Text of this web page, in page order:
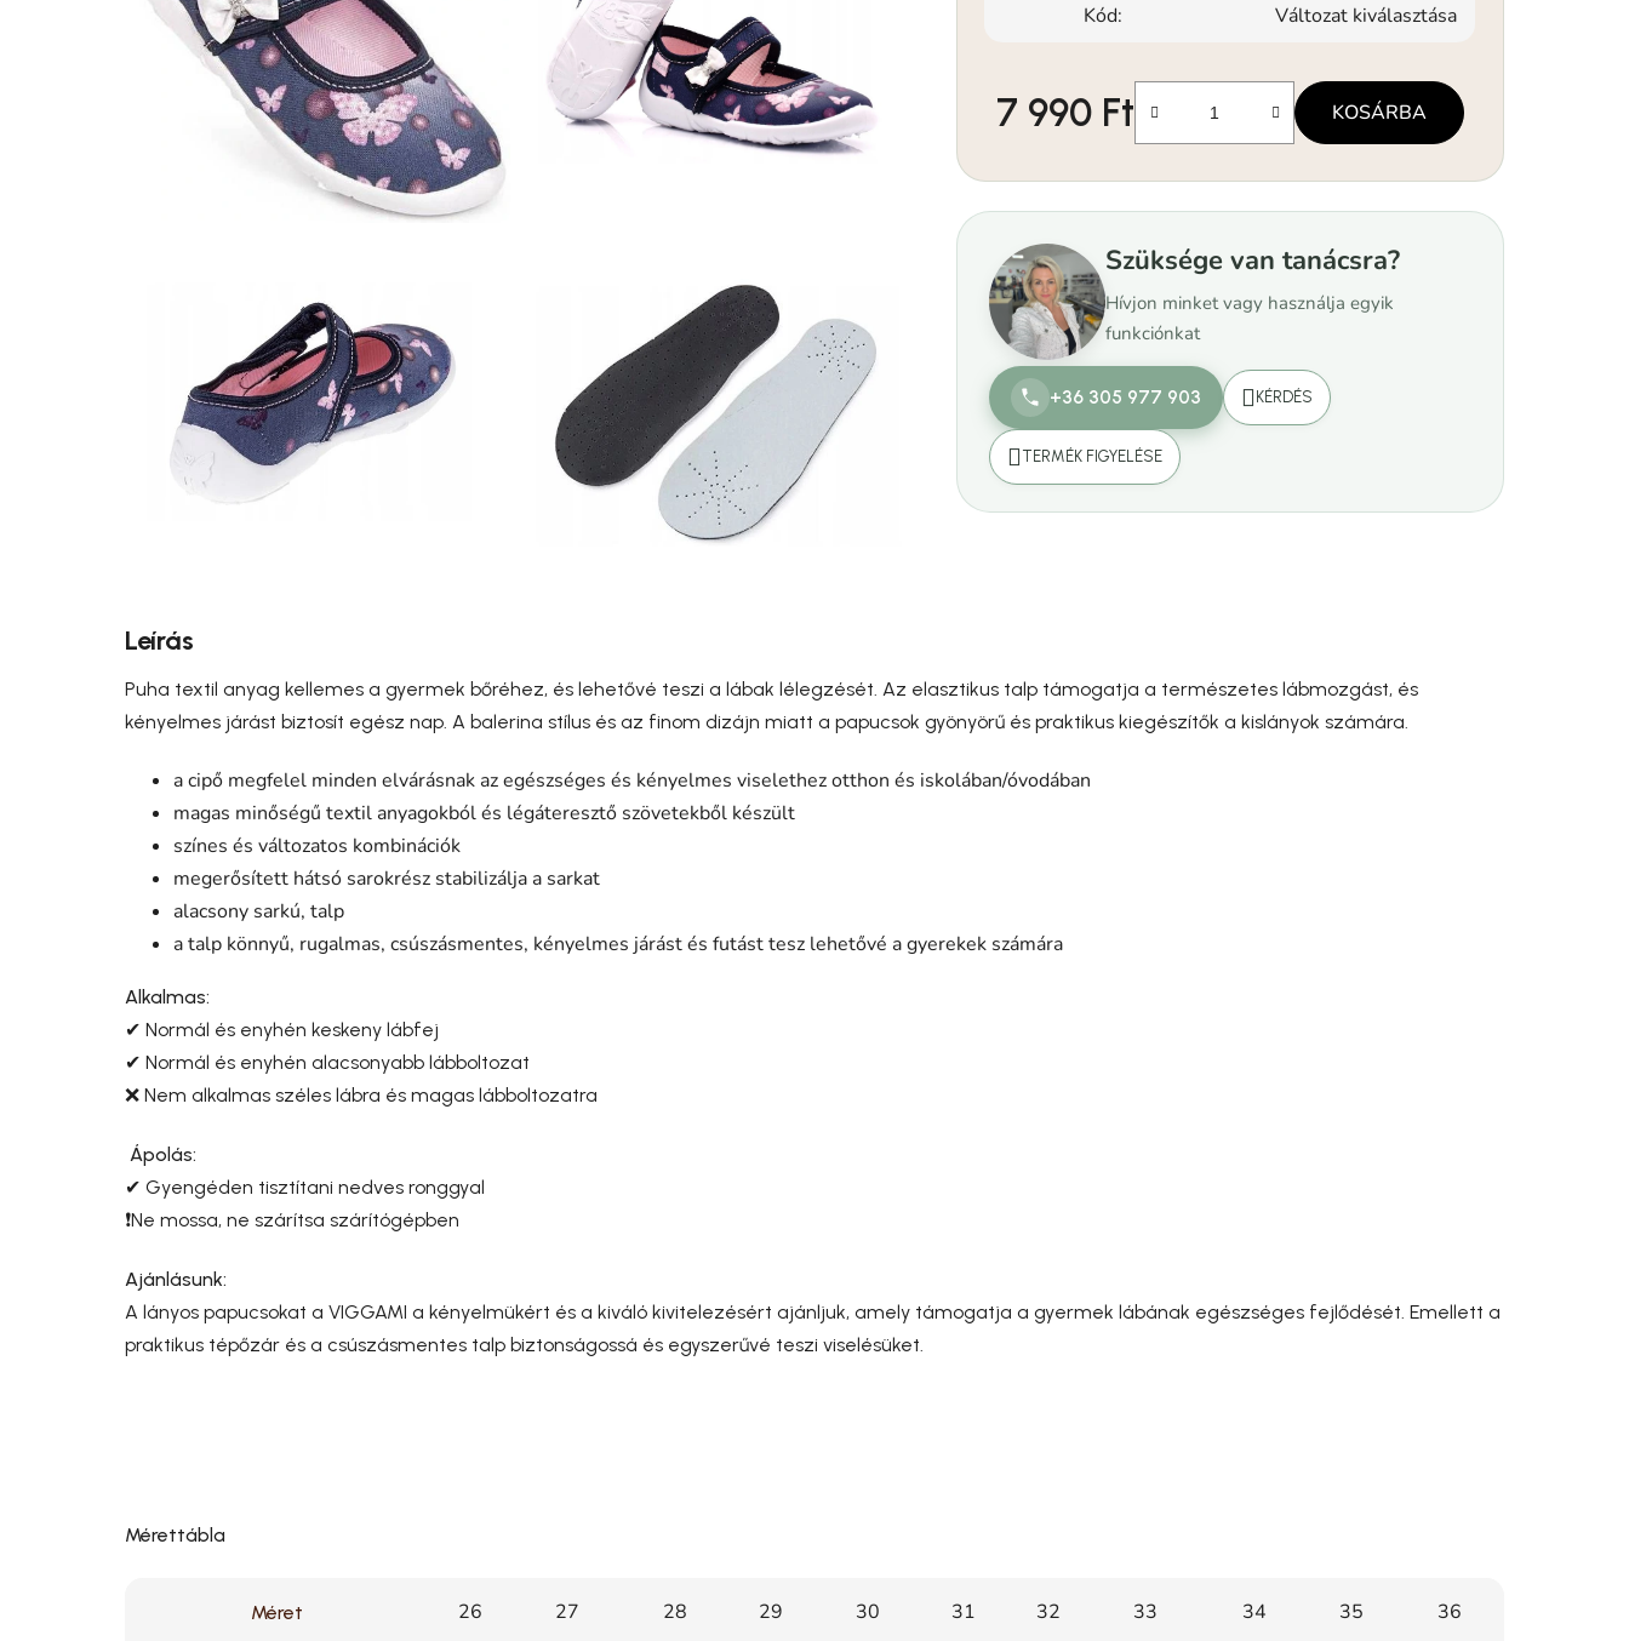
Kód: Változat kiválasztása
7 990 Ft KOSÁRBA
Szüksége van tanácsra?
Hívjon minket vagy használja egyik
funkciónkat
+36 305 977 903 KÉRDÉS
TERMÉK FIGYELÉSE
Leírás
Puha textil anyag kellemes a gyermek bőréhez, és lehetővé teszi a lábak lélegzését. Az elasztikus talp támogatja a természetes lábmozgást, és
kényelmes járást biztosít egész nap. A balerina stílus és az finom dizájn miatt a papucsok gyönyörű és praktikus kiegészítők a kislányok számára.
a cipő megfelel minden elvárásnak az egészséges és kényelmes viselethez otthon és iskolában/óvodában
magas minőségű textil anyagokból és légáteresztő szövetekből készült
színes és változatos kombinációk
megerősített hátsó sarokrész stabilizálja a sarkat
alacsony sarkú, talp
a talp könnyű, rugalmas, csúszásmentes, kényelmes járást és futást tesz lehetővé a gyerekek számára
Alkalmas:
✔ Normál és enyhén keskeny lábfej
✔ Normál és enyhén alacsonyabb lábboltozat
❌ Nem alkalmas széles lábra és magas lábboltozatra
Ápolás:
✔ Gyengéden tisztítani nedves ronggyal
❗Ne mossa, ne szárítsa szárítógépben
Ajánlásunk:
A lányos papucsokat a VIGGAMI a kényelmükért és a kiváló kivitelezésért ajánljuk, amely támogatja a gyermek lábának egészséges fejlődését. Emellett a
praktikus tépőzár és a csúszásmentes talp biztonságossá és egyszerűvé teszi viselésüket.
Mérettábla
Méret 26 27 28 29 30 31 32 33 34 35 36